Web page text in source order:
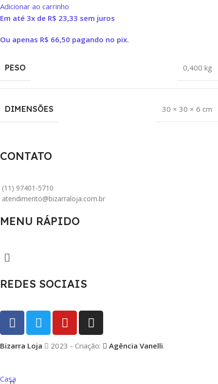
Adicionar ao carrinho
Em até 3x de R$ 23,33 sem juros
Ou apenas R$ 66,50 pagando no pix.
PESO 0,400 kg
DIMENSÕES 30 × 30 × 6 cm
CONTATO
(11) 97401-5710
atendimento@bizarraloja.com.br
MENU RÁPIDO
REDES SOCIAIS
Bizarra Loja 2023 - Criação: Agência Vanelli.
Casa